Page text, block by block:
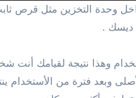
ديسك .
وهذا نتيجة لقيامك أنت
وبعد فترة من